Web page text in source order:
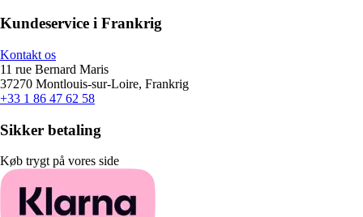
Kundeservice i Frankrig
Kontakt os
11 rue Bernard Maris
37270 Montlouis-sur-Loire, Frankrig
+33 1 86 47 62 58
Sikker betaling
Køb trygt på vores side